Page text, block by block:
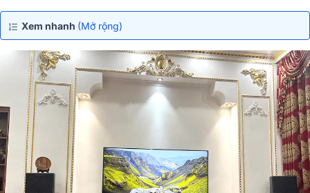
Xem nhanh (Mở rộng)